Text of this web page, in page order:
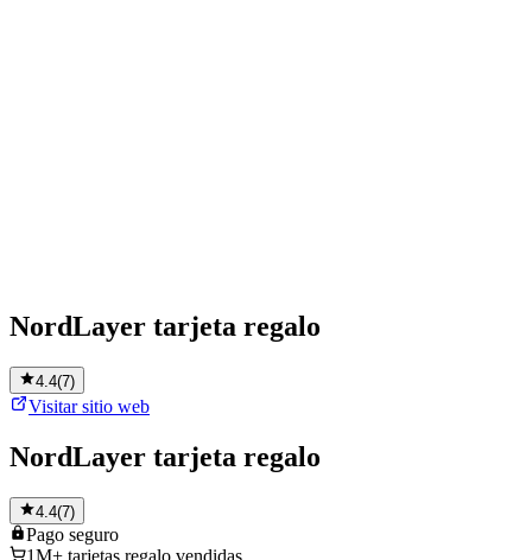
NordLayer tarjeta regalo
4.4(7)
Visitar sitio web
NordLayer tarjeta regalo
4.4(7)
Pago seguro
1M+ tarjetas regalo vendidas